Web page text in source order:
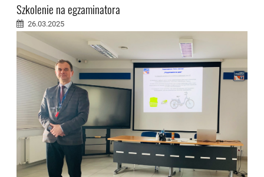
Szkolenie na egzaminatora
26.03.2025